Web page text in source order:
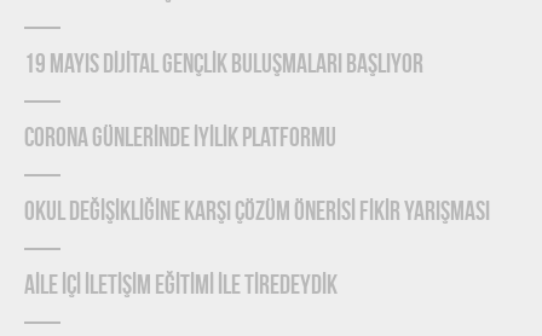
19 MAYIS DİJİTAL GENÇLİK BULUŞMALARI BAŞLIYOR
CORONA GÜNLERİNDE İYİLİK PLATFORMU
OKUL DEĞİŞİKLİĞİNE KARŞI ÇÖZÜM ÖNERİSİ FİKİR YARIŞMASI
AİLE İÇİ İLETİŞİM EĞİTİMİ İLE TİREDEYDİK